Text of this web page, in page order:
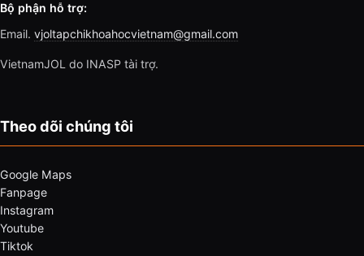
Bộ phận hỗ trợ:
Email. vjoltapchikhoahocvietnam@gmail.com
VietnamJOL do INASP tài trợ.
Theo dõi chúng tôi
Google Maps
Fanpage
Instagram
Youtube
Tiktok